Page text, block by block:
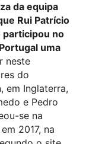
da equipa
Rui Patrício
participou no
uma
neste
do
em Inglaterra,
e Pedro
se na
2017, na